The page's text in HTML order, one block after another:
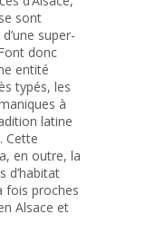
sont
super-
donc
entité
typés, les
à
latine
Cette
en outre, la
d’habitat
fois proches
Alsace et